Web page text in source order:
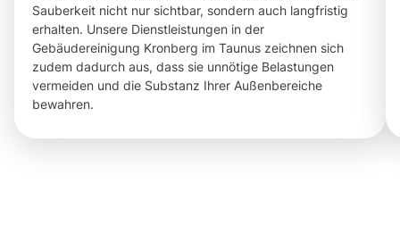
Sauberkeit nicht nur sichtbar, sondern auch langfristig
erhalten. Unsere Dienstleistungen in der
Gebäudereinigung Kronberg im Taunus zeichnen sich
zudem dadurch aus, dass sie unnötige Belastungen
vermeiden und die Substanz Ihrer Außenbereiche
bewahren.